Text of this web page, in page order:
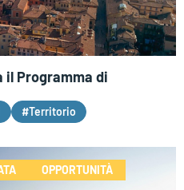
Programma di
#Territorio
OPPORTUNITÀ